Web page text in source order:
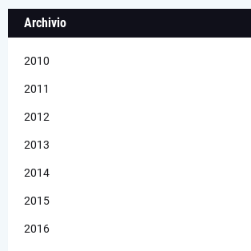
Archivio
2010
2011
2012
2013
2014
2015
2016